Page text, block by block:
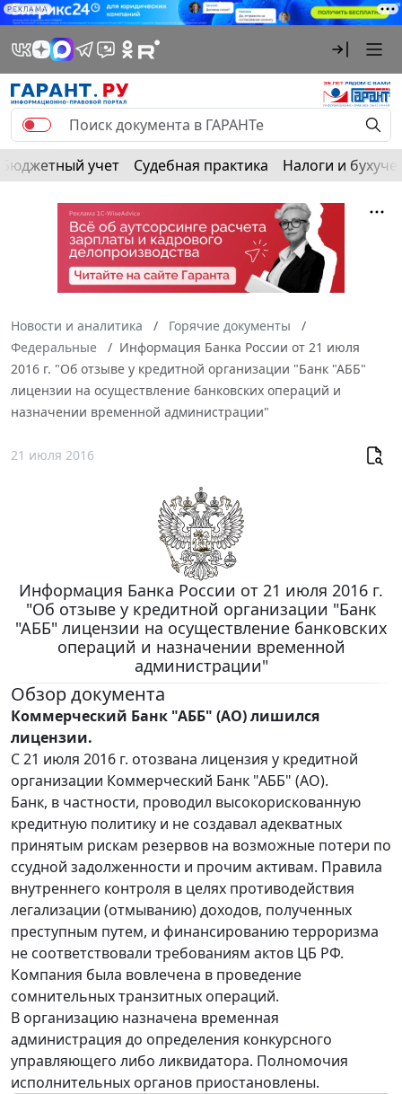
РЕКЛАМА
Бюджетный учет Судебная практика Налоги и
Новости и аналитика
Горячие документы
Федеральные
Информация Банка России от 21 июля
2016 г. "Об отзыве у кредитной организации "Банк "АББ"
лицензии на осуществление банковских операций и
назначении временной администрации"
21 июля 2016
Информация Банка России от 21 июля 2016 г.
"Об отзыве у кредитной организации "Банк
"АББ" лицензии на осуществление банковских
операций и назначении временной
администрации"
Обзор документа
Коммерческий Банк "АББ" (АО) лишился
лицензии.
С 21 июля 2016 г. отозвана лицензия у кредитной
организации Коммерческий Банк "АББ" (АО).
Банк, в частности, проводил высокорискованную
кредитную политику и не создавал адекватных
принятым рискам резервов на возможные потери по
ссудной задолженности и прочим активам. Правила
внутреннего контроля в целях противодействия
легализации (отмыванию) доходов, полученных
преступным путем, и финансированию терроризма
не соответствовали требованиям актов ЦБ РФ.
Компания была вовлечена в проведение
сомнительных транзитных операций.
В организацию назначена временная
администрация до определения конкурсного
управляющего либо ликвидатора. Полномочия
исполнительных органов приостановлены.